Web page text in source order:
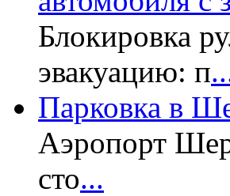
Блокировка
эвакуацию: п
Парковка в
Аэропорт
сто...